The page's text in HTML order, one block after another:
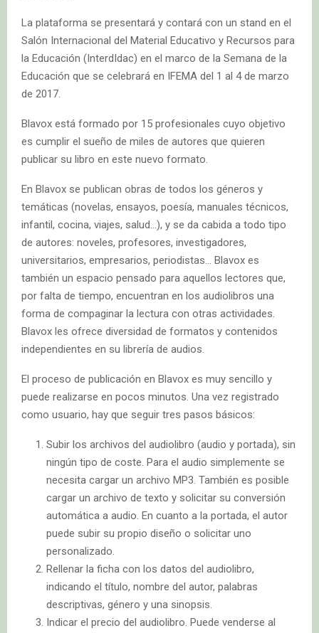
La plataforma se presentará y contará con un stand en el
Salón Internacional del Material Educativo y Recursos para
la Educación (InterdIdac) en el marco de la Semana de la
Educación que se celebrará en IFEMA del 1 al 4 de marzo
de 2017.
Blavox está formado por 15 profesionales cuyo objetivo
es cumplir el sueño de miles de autores que quieren
publicar su libro en este nuevo formato.
En Blavox se publican obras de todos los géneros y
temáticas (novelas, ensayos, poesía, manuales técnicos,
infantil, cocina, viajes, salud…), y se da cabida a todo tipo
de autores: noveles, profesores, investigadores,
universitarios, empresarios, periodistas… Blavox es
también un espacio pensado para aquellos lectores que,
por falta de tiempo, encuentran en los audiolibros una
forma de compaginar la lectura con otras actividades.
Blavox les ofrece diversidad de formatos y contenidos
independientes en su librería de audios.
El proceso de publicación en Blavox es muy sencillo y
puede realizarse en pocos minutos. Una vez registrado
como usuario, hay que seguir tres pasos básicos:
Subir los archivos del audiolibro (audio y portada), sin
ningún tipo de coste. Para el audio simplemente se
necesita cargar un archivo MP3. También es posible
cargar un archivo de texto y solicitar su conversión
automática a audio. En cuanto a la portada, el autor
puede subir su propio diseño o solicitar uno
personalizado.
Rellenar la ficha con los datos del audiolibro,
indicando el título, nombre del autor, palabras
descriptivas, género y una sinopsis.
Indicar el precio del audiolibro. Puede venderse al